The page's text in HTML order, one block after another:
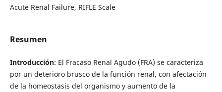
Acute Renal Failure, RIFLE Scale
Resumen
Introducción: El Fracaso Renal Agudo (FRA) se caracteriza
por un deterioro brusco de la función renal, con afectación
de la homeostasis del organismo y aumento de la